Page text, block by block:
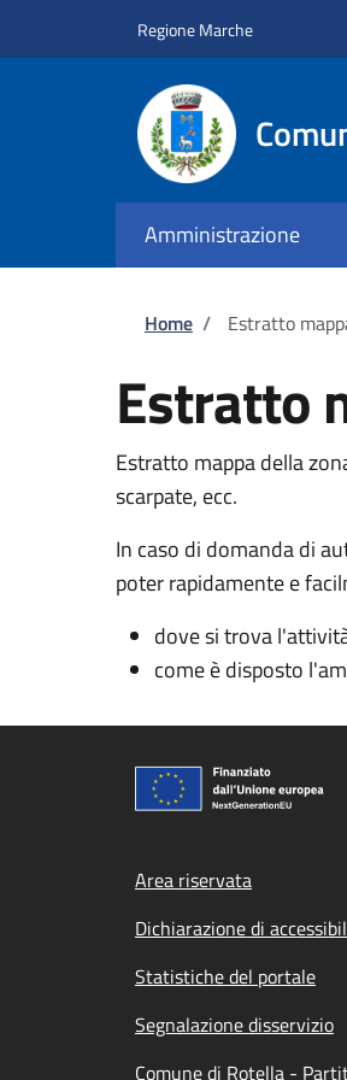
Regione Marche
Amministrazione
Briciole
Home / Estratto
Estratto
Estratto mappa della
scarpate, ecc.
In caso di domanda di
poter rapidamente e
dove si trova
come è disposto
Footer
Area riservata
Dichiarazione di
Statistiche del portale
Segnalazione disservizio
Comune di Rotella -